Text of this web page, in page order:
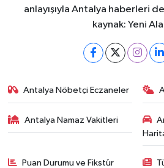
anlayışıyla Antalya haberleri
kaynak: Yeni
Antalya Nöbetçi Eczaneler
Antalya Namaz Vakitleri
Puan Durumu ve Fikstür